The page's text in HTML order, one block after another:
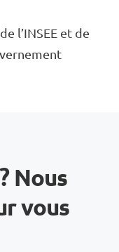
l’INSEE et de
Nous
vous